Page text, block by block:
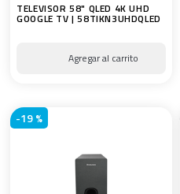
TELEVISOR 58" QLED 4K UHD
GOOGLE TV | 58TIKN3UHDQLED
-19 %